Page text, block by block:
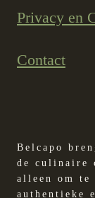
Privacy en
Contact
Belcapo
de culinaire
alleen om te
authentieke